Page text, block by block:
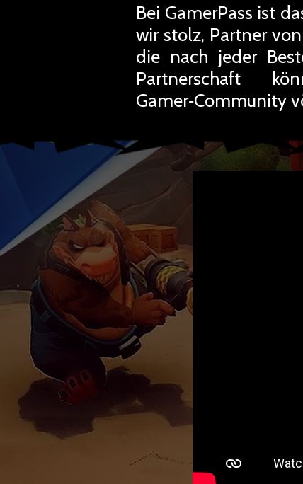
Bei GamerPass ist
wir stolz, Partner
die nach jeder
Partnerschaft
Gamer‑Community